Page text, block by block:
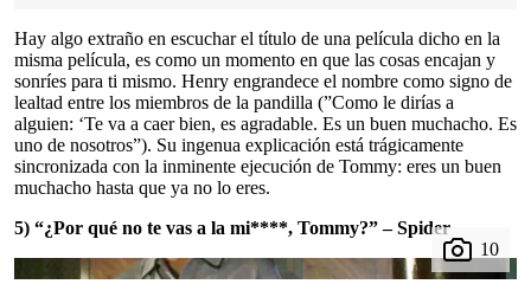
Hay algo extraño en escuchar el título de una película dicho en la
misma película, es como un momento en que las cosas encajan y
sonríes para ti mismo. Henry engrandece el nombre como signo de
lealtad entre los miembros de la pandilla (”Como le dirías a
alguien: ‘Te va a caer bien, es agradable. Es un buen muchacho. Es
uno de nosotros”). Su ingenua explicación está trágicamente
sincronizada con la inminente ejecución de Tommy: eres un buen
muchacho hasta que ya no lo eres.
5) “¿Por qué no te vas a la mi****, Tommy?” – Spider